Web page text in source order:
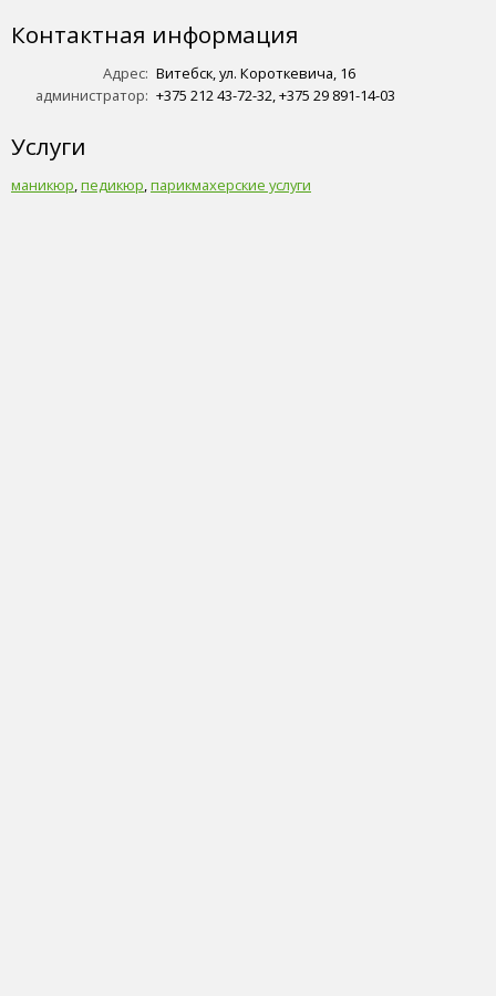
Контактная информация
Адрес: Витебск, ул. Короткевича, 16
администратор: +375 212 43-72-32, +375 29 891-14-03
Услуги
маникюр,педикюр,парикмахерские услуги